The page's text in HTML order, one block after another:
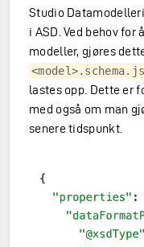
Studio
i ASD. Ved behov
modeller, gjøres
lastes opp. Dette er
med også om man
senere tidspunkt.